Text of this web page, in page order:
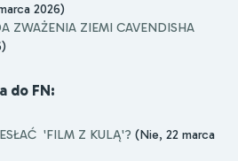
2026)
ZWAŻENIA ZIEMI CAVENDISHA
do FN:
'FILM Z KULĄ'? (Nie, 22 marca